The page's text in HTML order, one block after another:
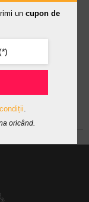
un cupon de
.
oricând.